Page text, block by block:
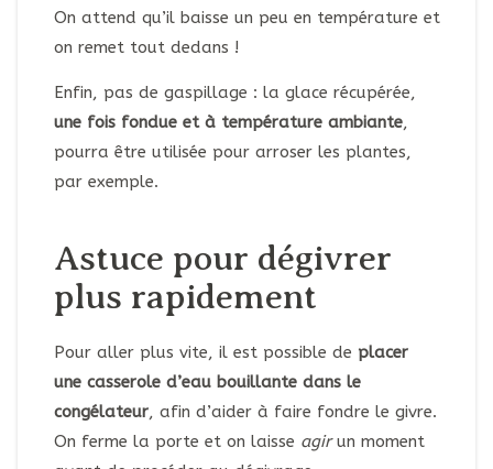
On attend qu’il baisse un peu en température et
on remet tout dedans !
Enfin, pas de gaspillage : la glace récupérée,
une fois fondue et à température ambiante,
pourra être utilisée pour arroser les plantes,
par exemple.
Astuce pour dégivrer
plus rapidement
Pour aller plus vite, il est possible de placer
une casserole d’eau bouillante dans le
congélateur, afin d’aider à faire fondre le givre.
On ferme la porte et on laisse agirun moment